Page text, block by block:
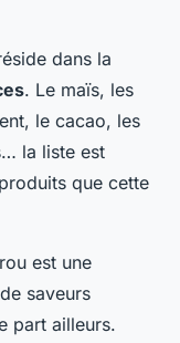
dans la
. Le maïs, les
le cacao, les
la liste est
que cette
est une
saveurs
part ailleurs.